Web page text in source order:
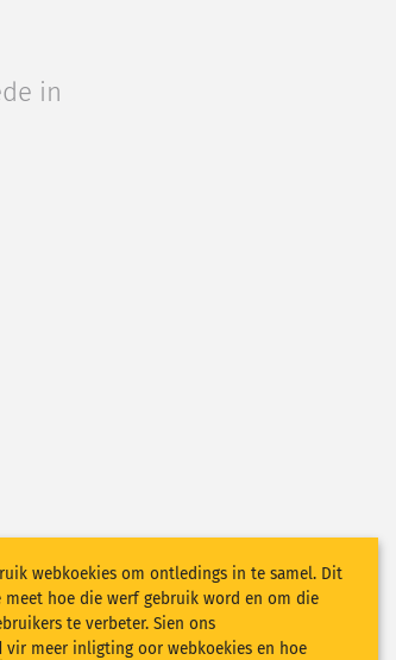
in
webkoekies om ontledings in te samel. Dit
hoe die werf gebruik word en om die
te verbeter. Sien ons
vir meer inligting oor webkoekies en hoe